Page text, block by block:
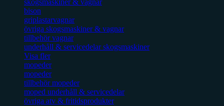
skogsmaskiner & vagnar
bison
griplastarvagnar
övriga skogsmaskiner & vagnar
tillbehör vagnar
underhåll & servicedelar skogsmaskiner
Visa fler
mopeder
mopeder
tillbehör mopeder
moped underhåll & servicedelar
övriga atv & fritidsprodukter